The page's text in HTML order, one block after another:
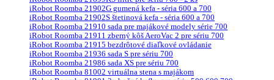
iRobot Roomba 21902G gumená kefa - séria 600 a 700
iRobot Roomba 21902S štetinová kefa - séria 600 a 700
iRobot Roomba 21910 sada pre majákové modely série 700
iRobot Roomba 21911 zberný kôš AeroVac 2 pre sériu 700
iRobot Roomba 21915 bezdrôtové diaľkové ovládanie
iRobot Roomba 21936 sada S pre sériu 700
iRobot Roomba 21986 sada XS pre sériu 700
iRobot Roomba 81002 virtuálna stena s majákom